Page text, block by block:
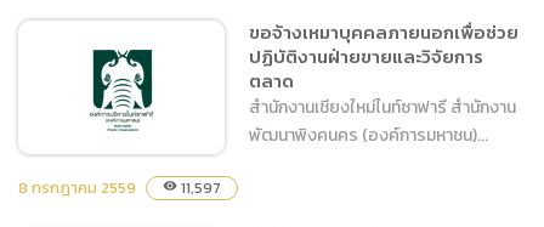
ขอจ้างเหมาบุคคลภายนอกเพื่อช่วย
ปฏิบัติงานฝ่ายขายและวิจัยการ
ตลาด
สำนักงานเชียงใหม่ไนท์ซาฟารี สำนักงาน
พัฒนาพิงคนคร (องค์การมหาชน)...
8 กรกฎาคม 2559 visibility 11,597